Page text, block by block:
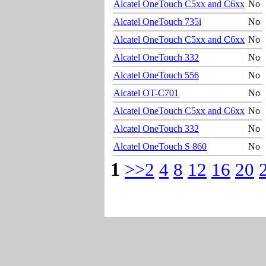
Alcatel OneTouch C5xx and C6xx No
Alcatel OneTouch 735i
No
Alcatel OneTouch C5xx and C6xx No
Alcatel OneTouch 332
No
Alcatel OneTouch 556
No
Alcatel OT-C701
No
Alcatel OneTouch C5xx and C6xx No
Alcatel OneTouch 332
No
Alcatel OneTouch S 860
No
1 >>2 4 8 12 16 20